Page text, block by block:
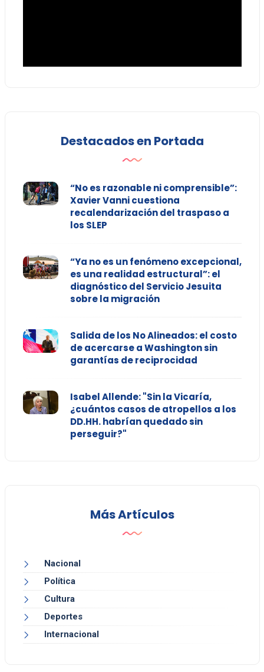
Destacados en Portada
“No es razonable ni comprensible”:
Xavier Vanni cuestiona
recalendarización del traspaso a
los SLEP
“Ya no es un fenómeno excepcional,
es una realidad estructural”: el
diagnóstico del Servicio Jesuita
sobre la migración
Salida de los No Alineados: el costo
de acercarse a Washington sin
garantías de reciprocidad
Isabel Allende: "Sin la Vicaría,
¿cuántos casos de atropellos a los
DD.HH. habrían quedado sin
perseguir?"
Más Artículos
Nacional
Política
Cultura
Deportes
Internacional